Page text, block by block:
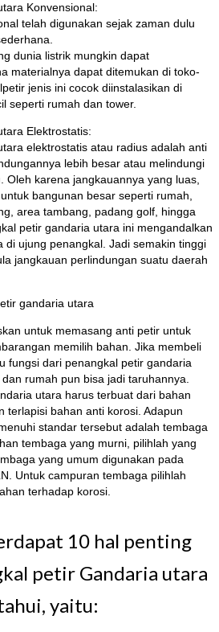
Konvensional:
telah digunakan sejak zaman dulu
dunia listrik mungkin dapat
materialnya dapat ditemukan di toko-
jenis ini cocok diinstalasikan di
seperti rumah dan tower.
Elektrostatis:
elektrostatis atau radius adalah anti
lebih besar atau melindungi
Oleh karena jangkauannya yang luas,
bangunan besar seperti rumah,
area tambang, padang golf, hingga
petir gandaria utara ini mengandalkan
di ujung penangkal. Jadi semakin tinggi
jangkauan perlindungan suatu daerah
gandaria utara
untuk memasang anti petir untuk
memilih bahan. Jika membeli
fungsi dari penangkal petir gandaria
rumah pun bisa jadi taruhannya.
utara harus terbuat dari bahan
terlapisi bahan anti korosi. Adapun
standar tersebut adalah tembaga
tembaga yang murni, pilihlah yang
yang umum digunakan pada
Untuk campuran tembaga pilihlah
terhadap korosi.
10 hal penting
petir Gandaria utara
yaitu: